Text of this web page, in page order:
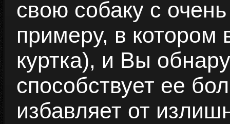
свою собаку с
примеру, в котором
куртка), и Вы
способствует ее
избавляет от